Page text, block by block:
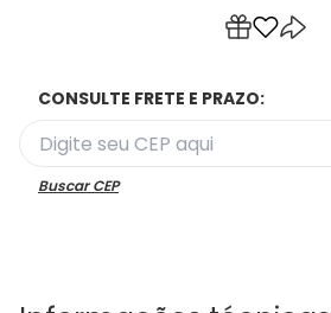
CONSULTE FRETE E PRAZO:
Buscar CEP